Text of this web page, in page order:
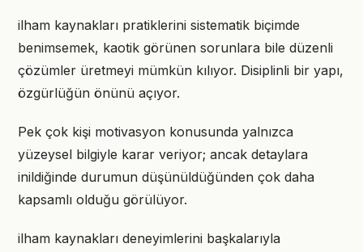
ilham kaynakları pratiklerini sistematik biçimde
benimsemek, kaotik görünen sorunlara bile düzenli
çözümler üretmeyi mümkün kılıyor. Disiplinli bir yapı,
özgürlüğün önünü açıyor.
Pek çok kişi motivasyon konusunda yalnızca
yüzeysel bilgiyle karar veriyor; ancak detaylara
inildiğinde durumun düşünüldüğünden çok daha
kapsamlı olduğu görülüyor.
ilham kaynakları deneyimlerini başkalarıyla